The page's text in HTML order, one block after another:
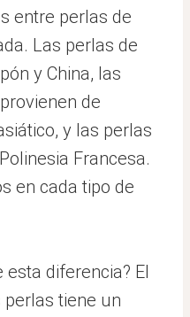
entre perlas de
Las perlas de
y China, las
de
y las perlas
Francesa.
en cada tipo de
diferencia? El
tiene un